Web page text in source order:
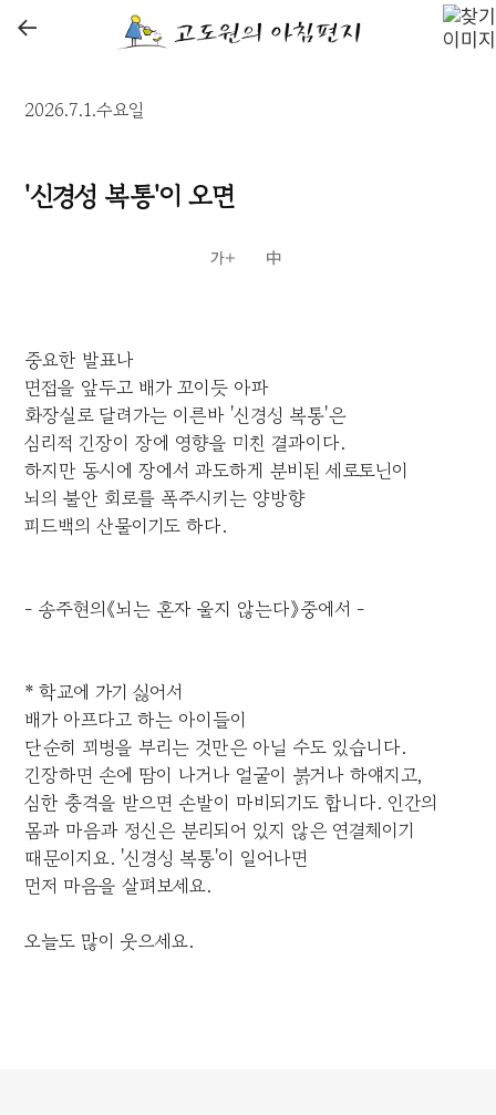
←
2026.7.1.수요일
'신경성 복통'이 오면
중요한 발표나
면접을 앞두고 배가 꼬이듯 아파
화장실로 달려가는 이른바 '신경성 복통'은
심리적 긴장이 장에 영향을 미친 결과이다.
하지만 동시에 장에서 과도하게 분비된 세로토닌이
뇌의 불안 회로를 폭주시키는 양방향
피드백의 산물이기도 하다.
- 송주현의《뇌는 혼자 울지 않는다》중에서 -
* 학교에 가기 싫어서
배가 아프다고 하는 아이들이
단순히 꾀병을 부리는 것만은 아닐 수도 있습니다.
긴장하면 손에 땀이 나거나 얼굴이 붉거나 하얘지고,
심한 충격을 받으면 손발이 마비되기도 합니다. 인간의
몸과 마음과 정신은 분리되어 있지 않은 연결체이기
때문이지요. '신경성 복통'이 일어나면
먼저 마음을 살펴보세요.
오늘도 많이 웃으세요.